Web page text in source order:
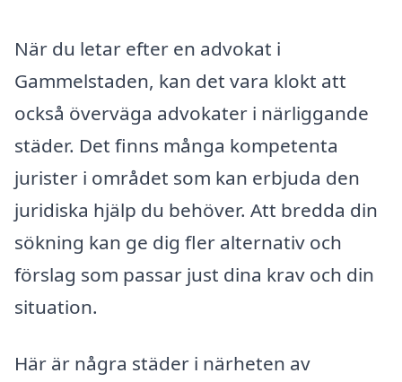
När du letar efter en advokat i
Gammelstaden, kan det vara klokt att
också överväga advokater i närliggande
städer. Det finns många kompetenta
jurister i området som kan erbjuda den
juridiska hjälp du behöver. Att bredda din
sökning kan ge dig fler alternativ och
förslag som passar just dina krav och din
situation.
Här är några städer i närheten av